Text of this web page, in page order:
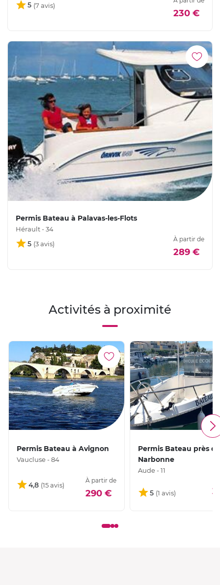
5
230 €
Permis Bateau à Palavas-les-Flots
Hérault - 34
5
À partir de
289 €
Activités à proximité
Permis Bateau à Avignon
Vaucluse - 84
4,8
À partir de
290 €
Permis Bateau près
Narbonne
Aude - 11
5